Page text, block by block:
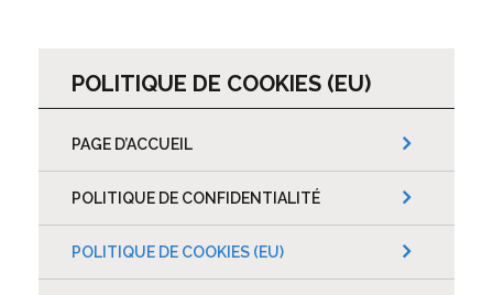
POLITIQUE DE COOKIES (EU)
PAGE D’ACCUEIL
POLITIQUE DE CONFIDENTIALITÉ
POLITIQUE DE COOKIES (EU)